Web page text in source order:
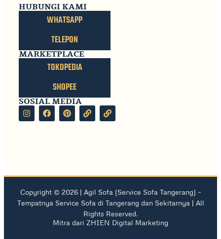
HUBUNGI KAMI
WHATSAPP
TELEPON
MARKETPLACE
TOKOPEDIA
SHOPEE
SOSIAL MEDIA
Copyright © 2026 | Agil Sofa(Service Sofa Tangerang) –
Tempatnya Service Sofa di Tangerang dan Sekitarnya | All
Rights Reserved.
Mitra dari ZHIEN Digital Marketing